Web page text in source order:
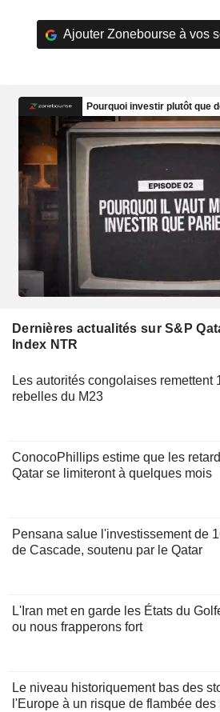
Ajouter Zonebourse à vos
Dernières actualités sur S&P
Index NTR
Les autorités congolaises remettent
rebelles du M23
ConocoPhillips estime que les
Qatar se limiteront à quelques mois
Pensana salue l'investissement de
de Cascade, soutenu par le Qatar
L'Iran met en garde les États du
ou nous frapperons fort
Le niveau historiquement bas des
l'Europe à un risque de flambée des